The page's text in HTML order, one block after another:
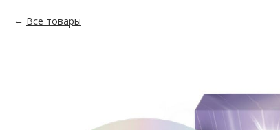
Все товары